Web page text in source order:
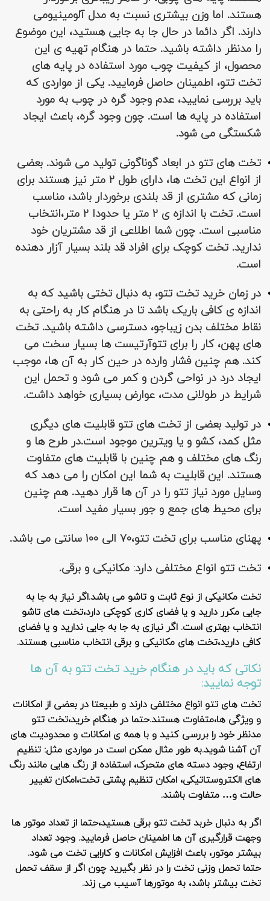
هستند. اما وزن بیشتری نسبت به مدل آلومینیومی
دارند. اگر دائما در حال جا به جایی هستید، این موضوع
را مدنظر داشته باشید. حتما در هنگام تهیه ی این
محصول، از کیفیت چوب مورد استفاده در پایه های
تخت تتو، اطمینان حاصل فرمایید. یکی از مواردی که
باید بررسی نمایید، عدم وجود گره در چوب به مورد
استفاده در پایه ها است. چون وجود گره، باعث ایجاد
شکستگی می شود.
تخت های تتو در ابعاد گوناگونی تولید می شوند. بعضی
از انواع این تخت ها، دارای طول 2 متر نیز هستند برای
زمانی که مشتری از قد بلندی برخوردار باشد، مناسب
است. تخت با اندازه ی 2 متر یا حدودا 2 متر،انتخاب
مناسبی است. چون شما اطلاعی از قد مشتریان خود
ندارید. تخت کوچک برای افراد قد بلند بسیار آزار دهنده
است.
در زمان خرید تخت تتو، به دنبال تختی باشید که به
اندازه ی کافی باریک باشد تا در هنگام کار به راحتی به
نقاط مختلف بدن زیباجو، دسترسی داشته باشید. تخت
های پهن، کار را برای تتوآرتیست ها بسیار سخت می
کند. هم چنین فشار وارده در حین کار به آن ها، موجب
ایجاد درد در نواحی گردن و کمر می شود و تحمل این
شرایط در طولانی مدت، عوارض بسیاری خواهد داشت.
در تولید بعضی از تخت های تتو قابلیت های دیگری
مثل کمد، کشو و یا ویترین موجود است.در طرح ها و
رنگ های مختلف و هم چنین با قابلیت های متفاوت
هستند. این قابلیت به شما این امکان را می دهد که
وسایل مورد نیاز تتو را در آن ها قرار دهید. هم چنین
برای محیط های جمع و جور بسیار مفید است.
پهنای مناسب برای تخت تتو،70 الی 100 سانتی می باشد.
تخت تتو انواع مختلفی دارد: مکانیکی و برقی.
تخت مکانیکی از نوع ثابت و تاشو می باشد.اگر نیاز به جا به
جایی مکرر دارید و یا فضای کاری کوچکی دارد،تخت های تاشو
انتخاب بهتری است. اگر نیازی به جا به جایی ندارید و یا فضای
کافی دارید،تخت های مکانیکی و برقی انتخاب مناسبی هستند.
نکاتی که باید در هنگام خرید تخت تتو به آن ها
توجه نمایید:
تخت های تتو انواع مختلفی دارند و طبیعتا در بعضی از امکانات
و ویژگی ها،متفاوت هستند.حتما در هنگام خرید،تخت تتو
مدنظر خود را بررسی کنید و با همه ی امکانات و محدودیت های
آن آشنا شوید.به طور مثال ممکن است در مواردی مثل: تنظیم
ارتفاع، وجود دسته های متحرک، استفاده از رنگ هایی مانند رنگ
های الکتروستاتیکی، امکان تنظیم پشتی تخت،امکان تغییر
حالت و… متفاوت باشند.
اگر به دنبال خربد تخت تتو برقی هستید،حتما از تعداد موتور ها
وجهت قرارگیری آن ها اطمینان حاصل فرمایید. وجود تعداد
بیشتر موتور، باعث افزایش امکانات و کارایی تخت می شود.
حتما تحمل وزنی تخت را در نظر بگیرید چون اگر از سقف تحمل
تخت بیشتر باشد، به موتورها آسیب می زند.